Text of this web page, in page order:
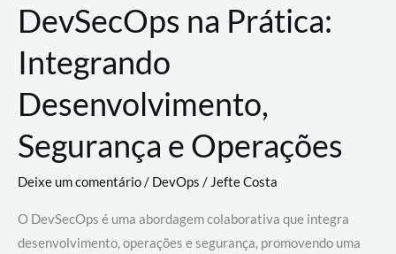
DevSecOps na Prática:
Integrando
Desenvolvimento,
Segurança e Operações
Deixe um comentário/ DevOps /Jefte Costa
O DevSecOps é uma abordagem colaborativa que integra
desenvolvimento, operações e segurança, promovendo uma